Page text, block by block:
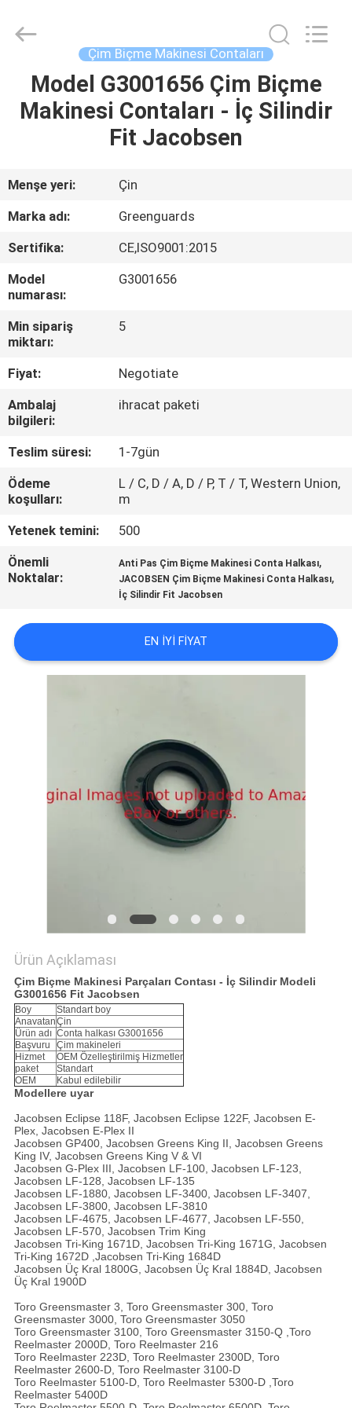
EXCEPTION
GETIP()
ERROR
FABRIKA
TURU
KALITE
KONTROL
BIZIMLE
ILETIŞIME
HABERLER
Long
Trading
Reserved.
Çim Biçme Makinesi Contaları
Model G3001656 Çim Biçme
Makinesi Contaları - İç Silindir
Fit Jacobsen
Menşe yeri:
Çin
Marka adı:
Greenguards
Sertifika:
CE,ISO9001:2015
Model
numarası:
G3001656
Min sipariş
miktarı:
5
Fiyat:
Negotiate
Ambalaj
bilgileri:
ihracat paketi
Teslim süresi:
1-7gün
Ödeme
koşulları:
L / C, D / A, D / P, T / T, Western Union,
m
Yetenek temini:
500
Önemli
Noktalar:
Anti Pas Çim Biçme Makinesi Conta Halkası,
JACOBSEN Çim Biçme Makinesi Conta Halkası,
İç Silindir Fit Jacobsen
EN IYI FIYAT
Ürün Açıklaması
Çim Biçme Makinesi Parçaları Contası - İç Silindir Modeli
G3001656 Fit Jacobsen
Boy
Standart boy
AnavatanÇin
Ürün adı Conta halkası G3001656
Başvuru
Çim makineleri
Hizmet
OEM Özelleştirilmiş Hizmetler
paket
Standart
OEM
Kabul edilebilir
Modellere uyar
Jacobsen Eclipse 118F, Jacobsen Eclipse 122F, Jacobsen E-
Plex, Jacobsen E-Plex II
Jacobsen GP400, Jacobsen Greens King II, Jacobsen Greens
King IV, Jacobsen Greens King V & VI
Jacobsen G-Plex III, Jacobsen LF-100, Jacobsen LF-123,
Jacobsen LF-128, Jacobsen LF-135
Jacobsen LF-1880, Jacobsen LF-3400, Jacobsen LF-3407,
Jacobsen LF-3800, Jacobsen LF-3810
Jacobsen LF-4675, Jacobsen LF-4677, Jacobsen LF-550,
Jacobsen LF-570, Jacobsen Trim King
Jacobsen Tri-King 1671D, Jacobsen Tri-King 1671G, Jacobsen
Tri-King 1672D ,Jacobsen Tri-King 1684D
Jacobsen Üç Kral 1800G, Jacobsen Üç Kral 1884D, Jacobsen
Üç Kral 1900D
Toro Greensmaster 3, Toro Greensmaster 300, Toro
Greensmaster 3000, Toro Greensmaster 3050
Toro Greensmaster 3100, Toro Greensmaster 3150-Q ,Toro
Reelmaster 2000D, Toro Reelmaster 216
Toro Reelmaster 223D, Toro Reelmaster 2300D, Toro
Reelmaster 2600-D, Toro Reelmaster 3100-D
Toro Reelmaster 5100-D, Toro Reelmaster 5300-D ,Toro
Reelmaster 5400D